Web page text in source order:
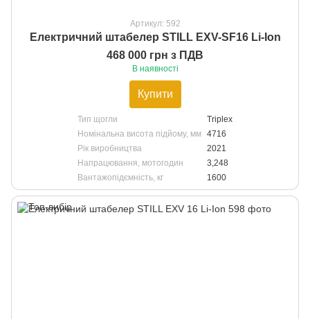
Артикул: 592
Електричний штабелер STILL EXV-SF16 Li-Ion
468 000 грн з ПДВ
В наявності
Купити
Тип щогли
Triplex
Номінальна висота підйому, мм 4716
Рік виробництва
2021
Напрацювання, мотогодин
3,248
Вантажопідємність, кг
1600